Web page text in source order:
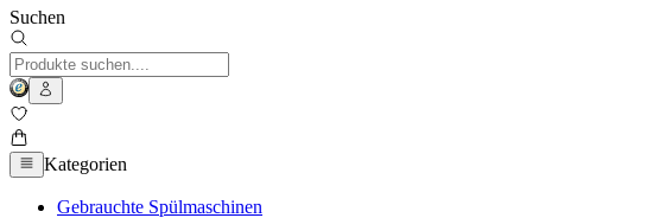
Suchen
Kategorien
Gebrauchte Spülmaschinen